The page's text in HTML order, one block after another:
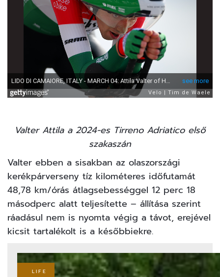
Valter Attila a 2024-es Tirreno Adriatico első
szakaszán
Valter ebben a sisakban az olaszországi
kerékpárverseny tíz kilométeres időfutamát
48,78 km/órás átlagsebességgel 12 perc 18
másodperc alatt teljesítette – állítása szerint
ráadásul nem is nyomta végig a távot, erejével
kicsit tartalékolt is a későbbiekre.
LIFE